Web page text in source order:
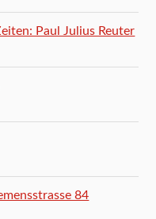
Paul Julius Reuter
84